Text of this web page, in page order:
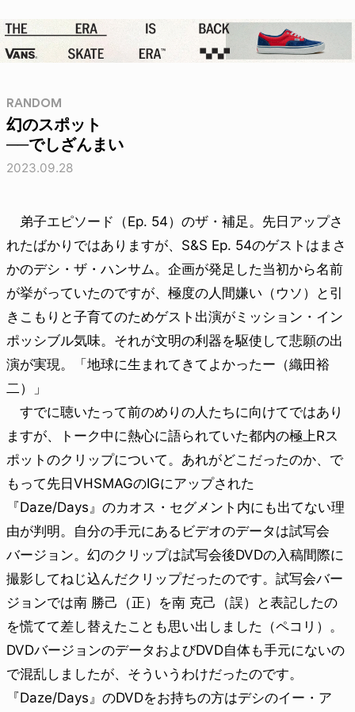
RANDOM
幻のスポット
──でしざんまい
2023.09.28
弟子エピソード（Ep. 54）のザ・補足。先日アップさ
れたばかりではありますが、S&S Ep. 54のゲストはまさ
かのデシ・ザ・ハンサム。企画が発足した当初から名前
が挙がっていたのですが、極度の人間嫌い（ウソ）と引
きこもりと子育てのためゲスト出演がミッション・イン
ポッシブル気味。それが文明の利器を駆使して悲願の出
演が実現。「地球に生まれてきてよかったー（織田裕
二）」
すでに聴いたって前のめりの人たちに向けてではあり
ますが、トーク中に熱心に語られていた都内の極上Rス
ポットのクリップについて。あれがどこだったのか、で
もって先日VHSMAGのIGにアップされた
『Daze/Days』のカオス・セグメント内にも出てない理
由が判明。自分の手元にあるビデオのデータは試写会
バージョン。幻のクリップは試写会後DVDの入稿間際に
撮影してねじ込んだクリップだったのです。試写会バー
ジョンでは南 勝己（正）を南 克己（誤）と表記したの
を慌てて差し替えたことも思い出しました（ペコリ）。
DVDバージョンのデータおよびDVD自体も手元にないの
で混乱しましたが、そういうわけだったのです。
『Daze/Days』のDVDをお持ちの方はデシのイー・ア